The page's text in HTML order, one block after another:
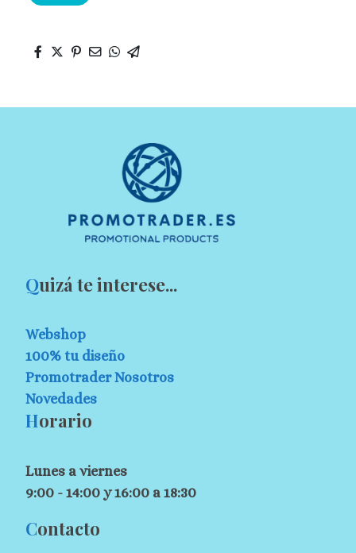
Quizá te interese...
Webshop
100% tu diseño
Promotrader Nosotros
Novedades
Horario
Lunes a viernes
9:00 - 14:00 y 16:00 a 18:30
Contacto